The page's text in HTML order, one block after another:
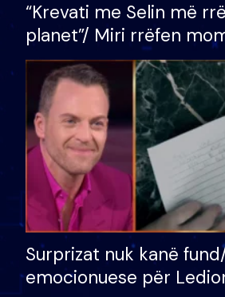
“Krevati me Selin më
planet”/ Miri rrëfen
bukura në shtëpinë e
mungojë zilja e
Surprizat nuk kanë
emocionuese për